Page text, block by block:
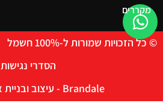
מקררים
© כל הזכויות שמורות ל-100% חשמל
הסדרי נגישות
Brandale - עיצוב ובניית אתרים |